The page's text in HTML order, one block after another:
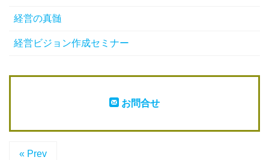
経営の真髄
経営ビジョン作成セミナー
お問合せ
« Prev